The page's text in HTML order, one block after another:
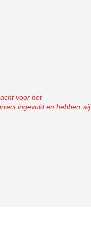
voor het
ingevuld en hebben wij